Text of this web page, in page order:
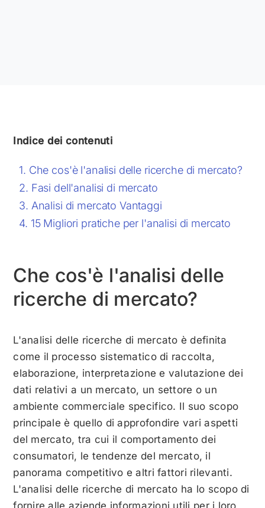
Indice dei contenuti
Che cos'è l'analisi delle ricerche di mercato?
Fasi dell'analisi di mercato
Analisi di mercato Vantaggi
15 Migliori pratiche per l'analisi di mercato
Che cos'è l'analisi delle
ricerche di mercato?
L'analisi delle ricerche di mercato è definita
come il processo sistematico di raccolta,
elaborazione, interpretazione e valutazione dei
dati relativi a un mercato, un settore o un
ambiente commerciale specifico. Il suo scopo
principale è quello di approfondire vari aspetti
del mercato, tra cui il comportamento dei
consumatori, le tendenze del mercato, il
panorama competitivo e altri fattori rilevanti.
L'analisi delle ricerche di mercato ha lo scopo di